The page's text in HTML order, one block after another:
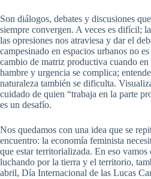
Son diálogos, debates y discusiones
siempre convergen. A veces es difícil;
las opresiones nos atraviesa y dar el
campesinado en espacios urbanos no
cambio de matriz productiva cuando
hambre y urgencia se complica;
naturaleza también se dificulta.
cuidado de quien “trabaja en la parte
es un desafío.
Nos quedamos con una idea que se
encuentro: la economía feminista
que estar territorializada. En eso
luchando por la tierra y el territorio,
abril, Día Internacional de las Lucas